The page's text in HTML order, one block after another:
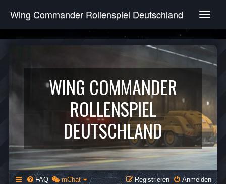
T
g
e
v
g
a
t
i
o
n
Wing Commander Rollenspiel Deutschland
WING COMMANDER
ROLLENSPIEL
DEUTSCHLAND
FAQ mChat Anmelden
Registrieren